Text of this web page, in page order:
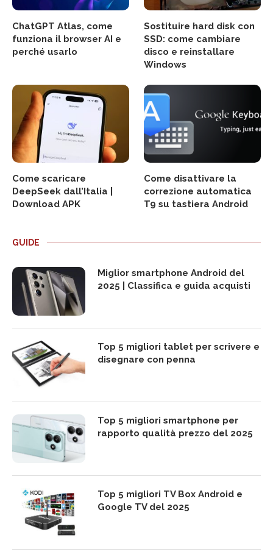
ChatGPT Atlas, come
funziona il browser AI e
perché usarlo
Sostituire hard disk con
SSD: come cambiare
disco e reinstallare
Windows
Come scaricare
DeepSeek dall’Italia |
Download APK
Come disattivare la
correzione automatica
T9 su tastiera Android
GUIDE
Miglior smartphone Android del
2025 | Classifica e guida acquisti
Top 5 migliori tablet per scrivere e
disegnare con penna
Top 5 migliori smartphone per
rapporto qualità prezzo del 2025
Top 5 migliori TV Box Android e
Google TV del 2025